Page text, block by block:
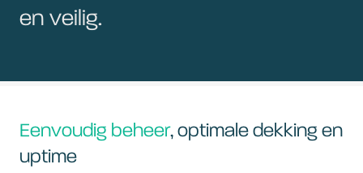
en veilig.
Eenvoudig beheer, optimale dekking en
uptime